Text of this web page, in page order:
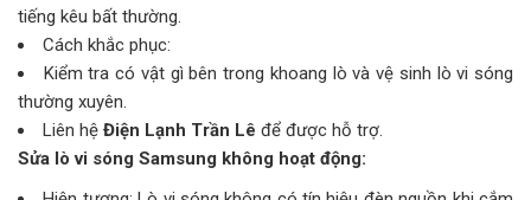
tiếng kêu bất thường.
Cách khắc phục:
Kiểm tra có vật gì bên trong khoang lò và vệ sinh lò vi sóng
thường xuyên.
Liên hệ Điện Lạnh Trần Lê để được hỗ trợ.
Sửa lò vi sóng Samsung không hoạt động: